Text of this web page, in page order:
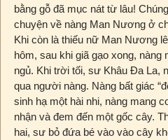
bằng gỗ đã mục nát từ lâu!
chuyện về nàng Man Nương ở
Khi còn là thiếu nữ Man Nương
hôm, sau khi giã gạo xong, nàng
ngủ. Khi trời tối, sư Khâu Đa La,
qua người nàng. Nàng bất giác
sinh hạ một hài nhi, nàng mang
nhận và đem đến một gốc cây.
hai, sư bỏ đứa bé vào vào cây